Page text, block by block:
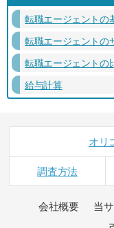
転職エージェントの
転職エージェントの
転職エージェントの
給与計算
オリ
調査方法
会社概要 当